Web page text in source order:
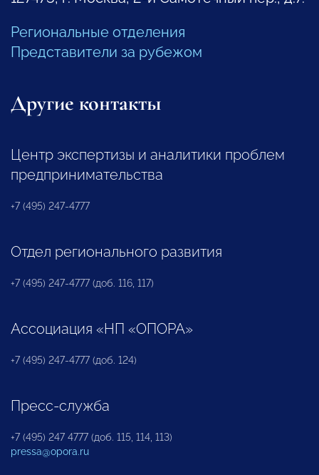
Региональные отделения
Представители за рубежом
Другие контакты
Центр экспертизы и аналитики проблем
предпринимательства
+7 (495) 247-4777
Отдел регионального развития
+7 (495) 247-4777 (доб. 116, 117)
Ассоциация «НП «ОПОРА»
+7 (495) 247-4777 (доб. 124)
Пресс-служба
+7 (495) 247 4777 (доб. 115, 114, 113)
pressa@opora.ru